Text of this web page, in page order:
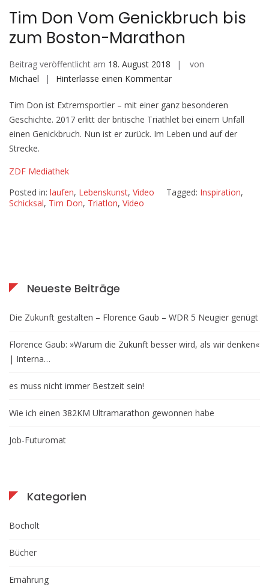
Tim Don Vom Genickbruch bis
zum Boston-Marathon
Beitrag veröffentlicht am 18. August 2018
von
Michael
Hinterlasse einen Kommentarauf
Don
Vom
Genickbruch
Marathon
Tim Don ist Extremsportler – mit einer ganz besonderen
Geschichte. 2017 erlitt der britische Triathlet bei einem Unfall
einen Genickbruch. Nun ist er zurück. Im Leben und auf der
Strecke.
ZDF Mediathek
Posted in: laufen, Lebenskunst, Video Tagged: Inspiration,
Schicksal, Tim Don, Triatlon, Video
Neueste Beiträge
Die Zukunft gestalten – Florence Gaub – WDR 5 Neugier genügt
Florence Gaub: »Warum die Zukunft besser wird, als wir denken«
| Interna…
es muss nicht immer Bestzeit sein!
Wie ich einen 382KM Ultramarathon gewonnen habe
Job-Futuromat
Kategorien
Bocholt
Bücher
Ernährung